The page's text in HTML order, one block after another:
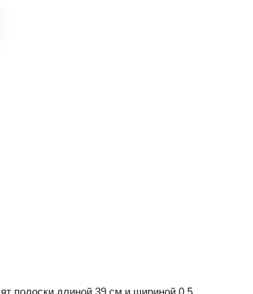
полоски длиной 39 см и шириной 0,5